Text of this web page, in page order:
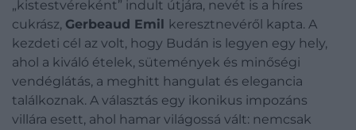
„kistestvéreként” indult útjára, nevét is a híres
cukrász, Gerbeaud Emil keresztnevéről kapta. A
kezdeti cél az volt, hogy Budán is legyen egy hely,
ahol a kiváló ételek, sütemények és minőségi
vendéglátás, a meghitt hangulat és elegancia
találkoznak. A választás egy ikonikus impozáns
villára esett, ahol hamar világossá vált: nemcsak